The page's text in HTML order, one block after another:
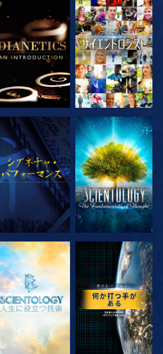
シリーズを探求 観る
観る シリーズを探求
シリーズを探求 観る